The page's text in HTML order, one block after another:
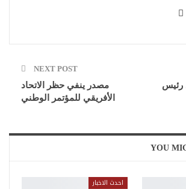
رئيس
NEXT POST
مصدر ينفي حظر الاتحاد
الأفريقي للمؤتمر الوطني
YOU
احدث الاخبار